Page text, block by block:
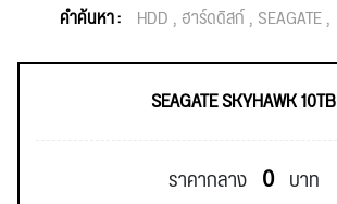
คำค้นหา : HDD ฮาร์ดดิสก์ SEAGATE
SEAGATE SKYHAWK 10TB
ราคากลาง 0 บาท